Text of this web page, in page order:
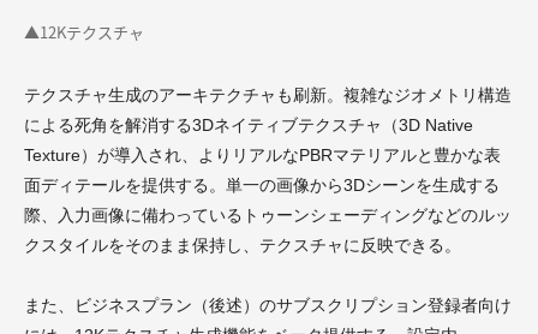
▲12Kテクスチャ
テクスチャ生成のアーキテクチャも刷新。複雑なジオメトリ構造
による死角を解消する3Dネイティブテクスチャ（3D Native
Texture）が導入され、よりリアルなPBRマテリアルと豊かな表
面ディテールを提供する。単一の画像から3Dシーンを生成する
際、入力画像に備わっているトゥーンシェーディングなどのルッ
クスタイルをそのまま保持し、テクスチャに反映できる。
また、ビジネスプラン（後述）のサブスクリプション登録者向け